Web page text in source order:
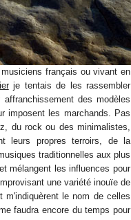
français ou vivant en
je tentais de les rassembler
des modèles
imposent les marchands. Pas
du rock ou des minimalistes,
leurs propres terroirs, de la
traditionnelles aux plus
mélangent les influences pour
une variété inouïe de
m'indiquèrent le nom de celles
faudra encore du temps pour